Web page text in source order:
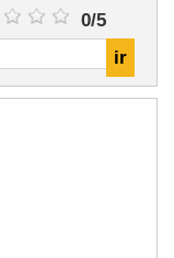
0/5